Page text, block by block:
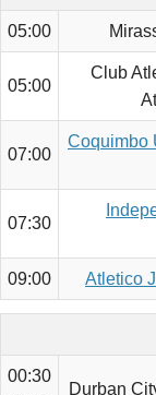
05:00
05:00
Club
07:00
Coquimbo
07:30
09:00 Atletico
00:30
Durban